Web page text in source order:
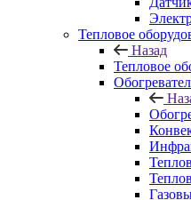
Тепловое
Назад
Тепловое